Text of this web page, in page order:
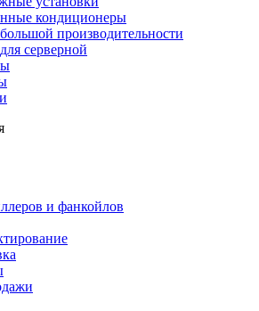
кондиционеры
производительности
серверной
и фанкойлов